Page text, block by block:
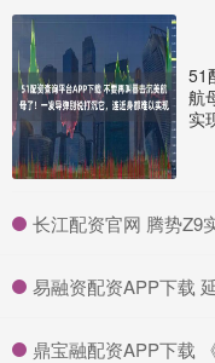
51
航
实
长江配资官网 腾势Z9实车体验总结，这
易融资配资APP下载 延迟低
鼎宝融配资APP下载 《巴德